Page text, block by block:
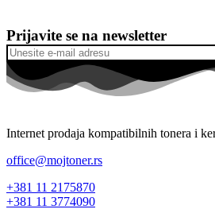
Prijavite se na newsletter
Internet prodaja kompatibilnih tonera i
office@mojtoner.rs
+381 11 2175870
+381 11 3774090